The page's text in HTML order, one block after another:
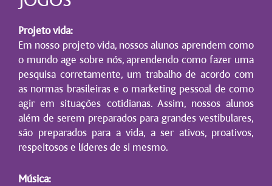
Projeto vida:
Em nosso projeto vida, nossos alunos aprendem como
o mundo age sobre nós, aprendendo como fazer uma
pesquisa corretamente, um trabalho de acordo com
as normas brasileiras e o marketing pessoal de como
agir em situações cotidianas. Assim, nossos alunos
além de serem preparados para grandes vestibulares,
são preparados para a vida, a ser ativos, proativos,
respeitosos e líderes de si mesmo.
Música: